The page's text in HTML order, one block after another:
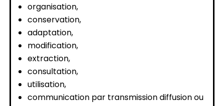
organisation,
conservation,
adaptation,
modification,
extraction,
consultation,
utilisation,
communication par transmission diffusion ou